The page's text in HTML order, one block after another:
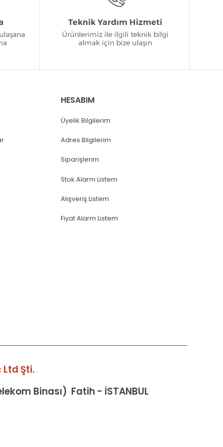
HESABIM
Üyelik Bilgilerim
Adres Bilgilerim
Siparişlerim
Stok Alarm Listem
Alışveriş Listem
Fiyat Alarm Listem
Şti.
Binası) Fatih - İSTANBUL